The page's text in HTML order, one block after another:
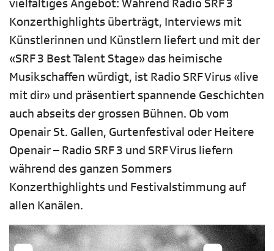
vielfältiges Angebot: Während Radio SRF 3
Konzerthighlights überträgt, Interviews mit
Künstlerinnen und Künstlern liefert und mit der
«SRF 3 Best Talent Stage» das heimische
Musikschaffen würdigt, ist Radio SRF Virus «live
mit dir» und präsentiert spannende Geschichten
auch abseits der grossen Bühnen. Ob vom
Openair St. Gallen, Gurtenfestival oder Heitere
Openair – Radio SRF 3 und SRF Virus liefern
während des ganzen Sommers
Konzerthighlights und Festivalstimmung auf
allen Kanälen.